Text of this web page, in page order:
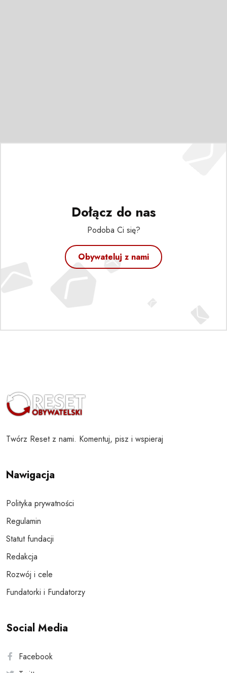
Dołącz do nas
Podoba Ci się?
Obywateluj z nami
Twórz Reset z nami. Komentuj, pisz i wspieraj
Nawigacja
Polityka prywatności
Regulamin
Statut fundacji
Redakcja
Rozwój i cele
Fundatorki i Fundatorzy
Social Media
Facebook